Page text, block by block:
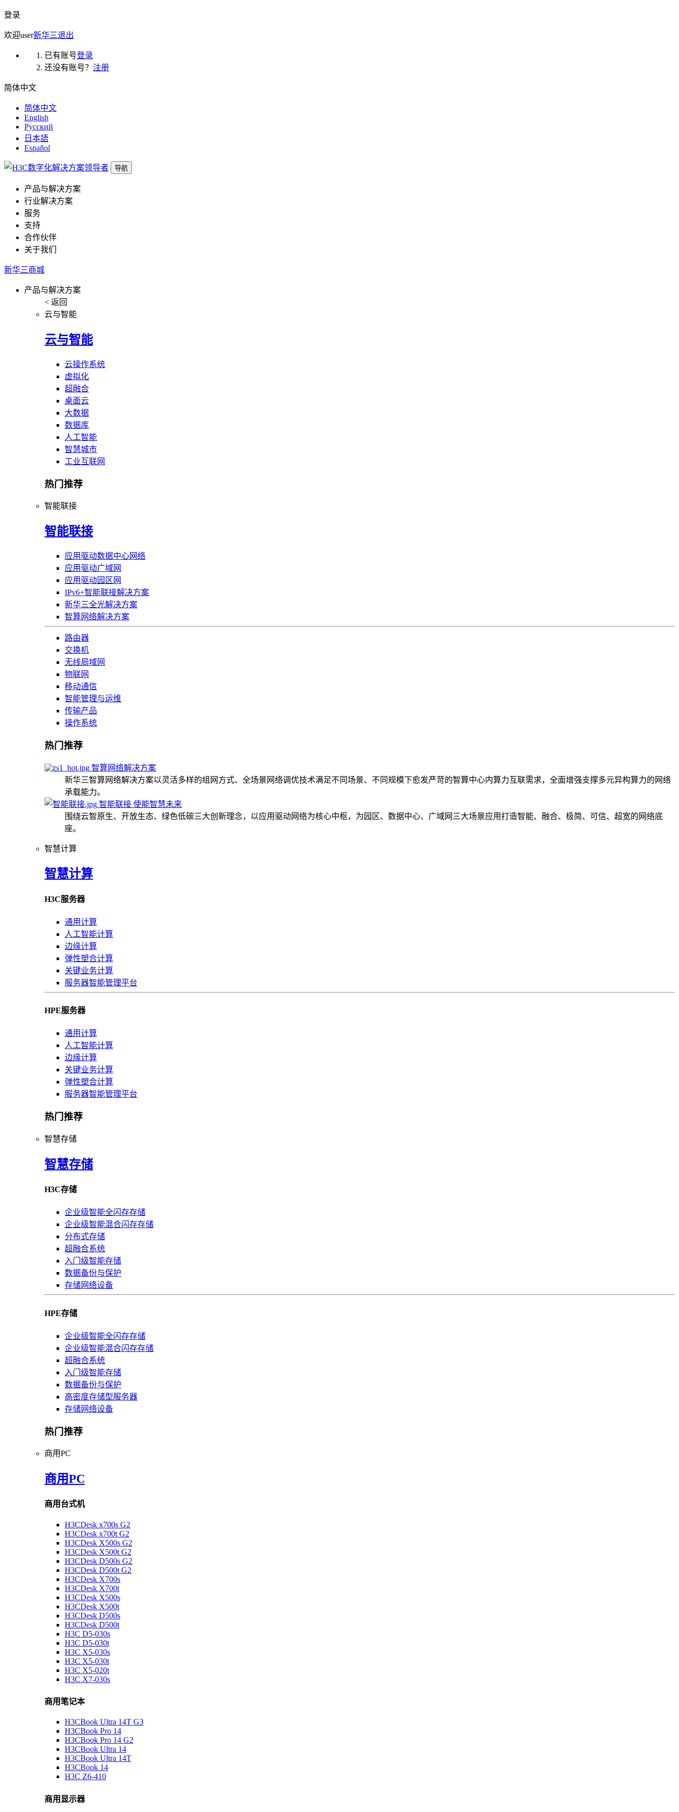
登录
欢迎user新华三退出
已有账号登录
还没有账号？ 注册
简体中文
简体中文
English
Русский
日本語
Español
导航
产品与解决方案
行业解决方案
服务
支持
合作伙伴
关于我们
新华三商城
产品与解决方案
< 返回
云与智能
云与智能
云操作系统
虚拟化
超融合
桌面云
大数据
数据库
人工智能
智慧城市
工业互联网
热门推荐
智能联接
智能联接
应用驱动数据中心网络
应用驱动广域网
应用驱动园区网
IPv6+智能联接解决方案
新华三全光解决方案
智算网络解决方案
路由器
交换机
无线局域网
物联网
移动通信
智能管理与运维
传输产品
操作系统
热门推荐
智算网络解决方案
新华三智算网络解决方案以灵活多样的组网方式、全场景网络调优技术满足不同场景、不同规模下愈发严苛的智算中心内算力互联需求，全面增强支撑多元异构算力的网络
承载能力。
智能联接 使能智慧未来
围绕云智原生、开放生态、绿色低碳三大创新理念，以应用驱动网络为核心中枢，为园区、数据中心、广域网三大场景应用打造智能、融合、极简、可信、超宽的网络底
座。
智慧计算
智慧计算
H3C服务器
通用计算
人工智能计算
边缘计算
弹性塑合计算
关键业务计算
服务器智能管理平台
HPE服务器
通用计算
人工智能计算
边缘计算
关键业务计算
弹性塑合计算
服务器智能管理平台
热门推荐
智慧存储
智慧存储
H3C存储
企业级智能全闪存存储
企业级智能混合闪存存储
分布式存储
超融合系统
入门级智能存储
数据备份与保护
存储网络设备
HPE存储
企业级智能全闪存存储
企业级智能混合闪存存储
超融合系统
入门级智能存储
数据备份与保护
高密度存储型服务器
存储网络设备
热门推荐
商用PC
商用PC
商用台式机
H3CDesk x700s G2
H3CDesk x700t G2
H3CDesk X500s G2
H3CDesk X500t G2
H3CDesk D500s G2
H3CDesk D500t G2
H3CDesk X700s
H3CDesk X700t
H3CDesk X500s
H3CDesk X500t
H3CDesk D500s
H3CDesk D500t
H3C D5-030s
H3C D5-030t
H3C X5-030s
H3C X5-030t
H3C X5-020t
H3C X7-030s
商用笔记本
H3CBook Ultra 14T G3
H3CBook Pro 14
H3CBook Pro 14 G2
H3CBook Ultra 14
H3CBook Ultra 14T
H3CBook 14
H3C Z6-410
商用显示器